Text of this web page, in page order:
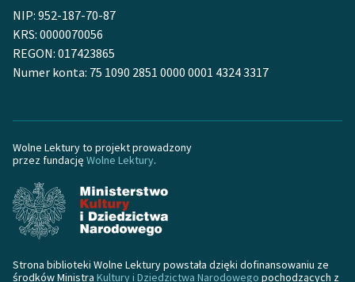
twórców przechodzących
do domeny publicznej,
lektur szkolnych oraz
Starego Testamentu
Szkoła Poezji Wolnych
Lektur
O nas
Kontakt
O projekcie
NIP: 952-187-70-87
KRS: 0000070056
REGON: 017423865
Numer konta: 75 1090 2851 0000 0001 4324 3317
Wolne Lektury to projekt prowadzony
przez fundację Wolne Lektury.
Strona biblioteki Wolne Lektury powstała dzięki dofinansowaniu ze
środków Ministra Kultury i Dziedzictwa Narodowego pochodzących z